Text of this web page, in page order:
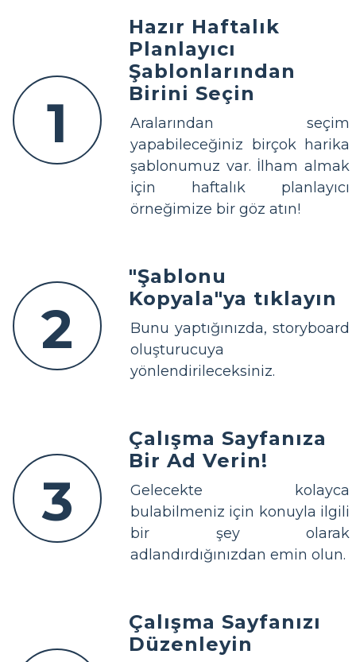
1
Hazır Haftalık
Planlayıcı
Şablonlarından
Birini Seçin
Aralarından seçim
yapabileceğiniz birçok harika
şablonumuz var. İlham almak
için haftalık planlayıcı
örneğimize bir göz atın!
2
"Şablonu
Kopyala"ya tıklayın
Bunu yaptığınızda, storyboard
oluşturucuya
yönlendirileceksiniz.
3
Çalışma Sayfanıza
Bir Ad Verin!
Gelecekte kolayca
bulabilmeniz için konuyla ilgili
bir şey olarak
adlandırdığınızdan emin olun.
Çalışma Sayfanızı
Düzenleyin